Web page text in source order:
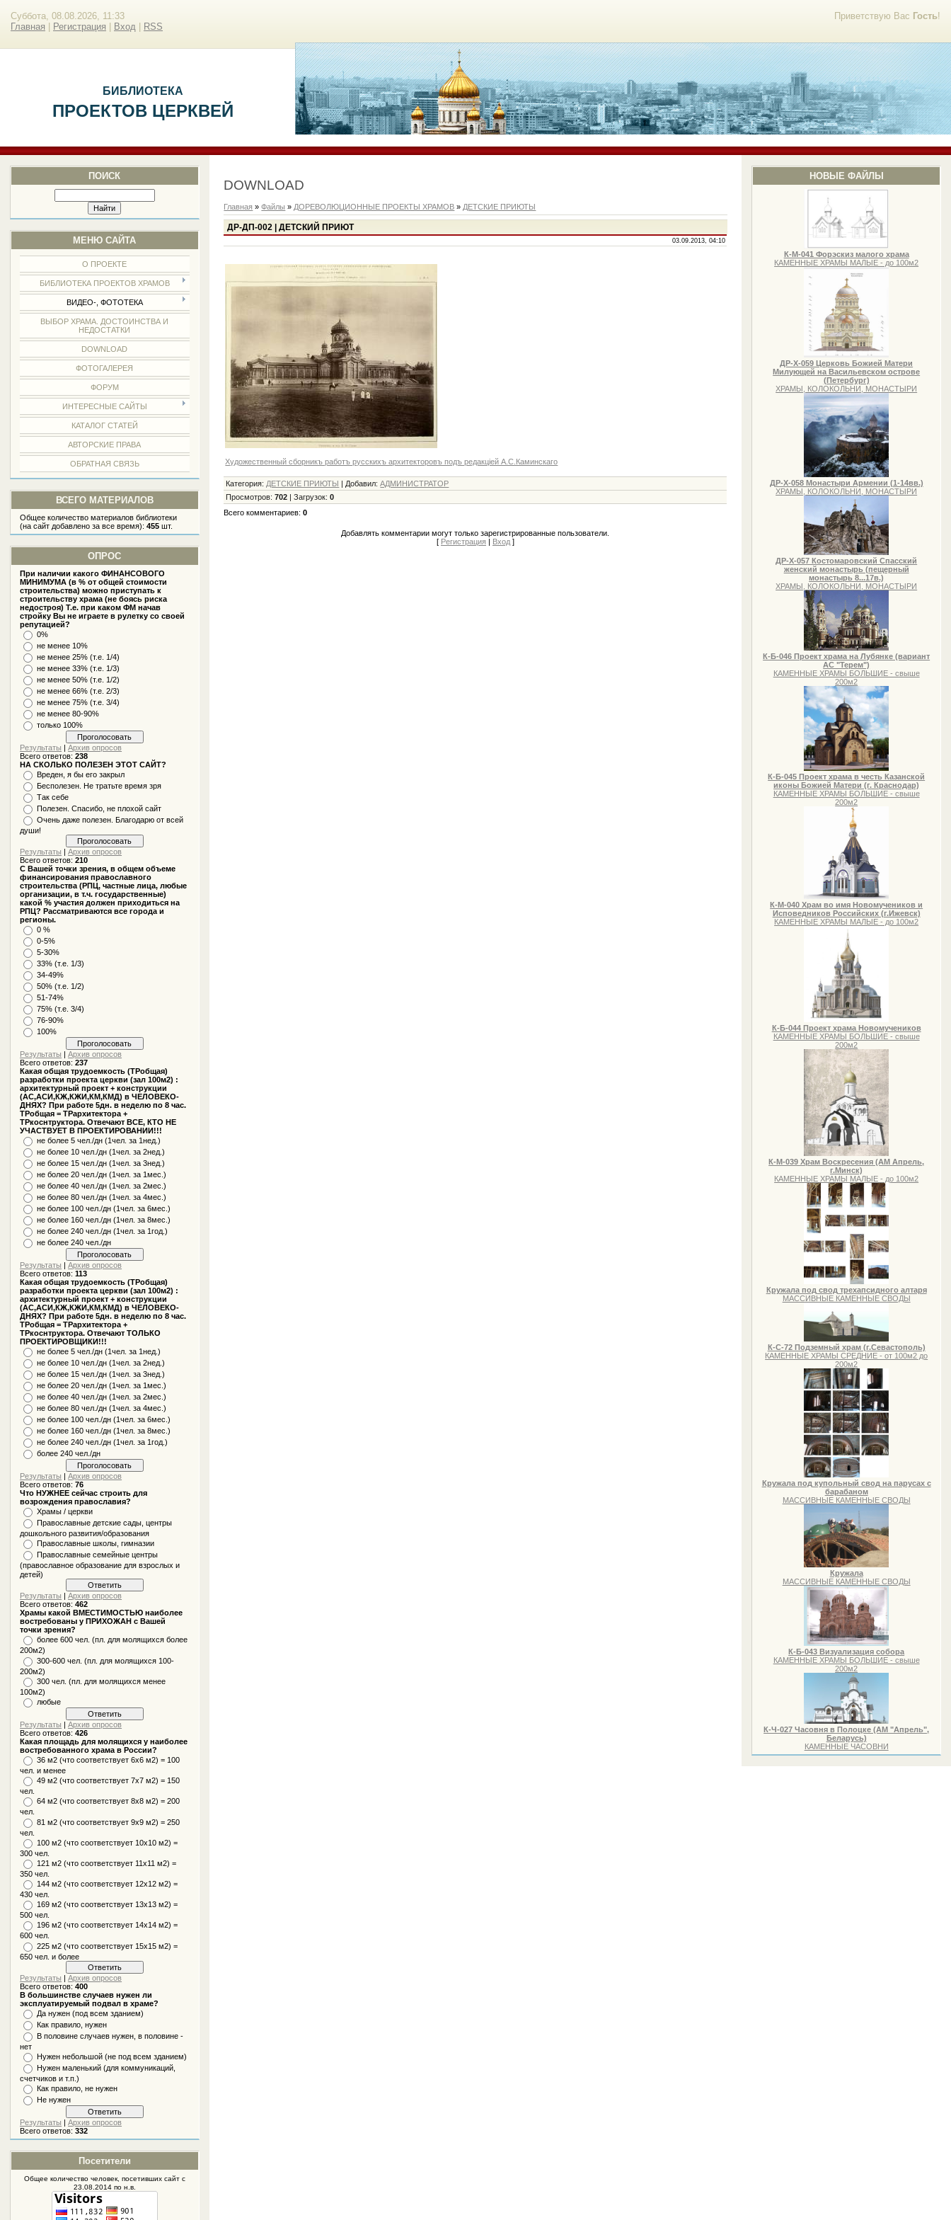
Приветствую Вас Гость!
Суббота, 08.08.2026, 11:33
Главная
Регистрация Вход RSS
БИБЛИОТЕКА
ПРОЕКТОВ ЦЕРКВЕЙ
ПОИСК
МЕНЮ САЙТА
О ПРОЕКТЕ
БИБЛИОТЕКА ПРОЕКТОВ ХРАМОВ
ВИДЕО-, ФОТОТЕКА
ВЫБОР ХРАМА. ДОСТОИНСТВА И
НЕДОСТАТКИ
DOWNLOAD
ФОТОГАЛЕРЕЯ
ФОРУМ
ИНТЕРЕСНЫЕ САЙТЫ
КАТАЛОГ СТАТЕЙ
АВТОРСКИЕ ПРАВА
ОБРАТНАЯ СВЯЗЬ
ВСЕГО МАТЕРИАЛОВ
Общее количество материалов библиотеки
(на сайт добавлено за все время):455 шт.
ОПРОС
При наличии какого ФИНАНСОВОГО
МИНИМУМА (в % от общей стоимости
строительства) можно приступать к
строительству храма (не боясь риска
недостроя) Т.е. при каком ФМ начав
стройку Вы не играете в рулетку со своей
репутацией?
0%
не менее 10%
не менее 25% (т.е. 1/4)
не менее 33% (т.е. 1/3)
не менее 50% (т.е. 1/2)
не менее 66% (т.е. 2/3)
не менее 75% (т.е. 3/4)
не менее 80-90%
только 100%
Результаты |Архив опросов
Всего ответов:238
НА СКОЛЬКО ПОЛЕЗЕН ЭТОТ САЙТ?
Вреден, я бы его закрыл
Бесполезен. Не тратьте время зря
Так себе
Полезен. Спасибо, не плохой сайт
Очень даже полезен. Благодарю от всей
души!
Результаты |Архив опросов
Всего ответов:210
С Вашей точки зрения, в общем объеме
финансирования православного
строительства (РПЦ, частные лица, любые
организации, в т.ч. государственные)
какой % участия должен приходиться на
РПЦ? Рассматриваются все города и
регионы.
0 %
0-5%
5-30%
33% (т.е. 1/3)
34-49%
50% (т.е. 1/2)
51-74%
75% (т.е. 3/4)
76-90%
100%
Результаты |Архив опросов
Всего ответов:237
Какая общая трудоемкость (ТРобщая)
разработки проекта церкви (зал 100м2) :
архитектурный проект + конструкции
(АС,АСИ,КЖ,КЖИ,КМ,КМД) в ЧЕЛОВЕКО-
ДНЯХ? При работе 5дн. в неделю по 8 час.
ТРобщая = ТРархитектора +
ТРкоснтруктора. Отвечают ВСЕ, КТО НЕ
УЧАСТВУЕТ В ПРОЕКТИРОВАНИИ!!!
не более 5 чел./дн (1чел. за 1нед.)
не более 10 чел./дн (1чел. за 2нед.)
не более 15 чел./дн (1чел. за 3нед.)
не более 20 чел./дн (1чел. за 1мес.)
не более 40 чел./дн (1чел. за 2мес.)
не более 80 чел./дн (1чел. за 4мес.)
не более 100 чел./дн (1чел. за 6мес.)
не более 160 чел./дн (1чел. за 8мес.)
не более 240 чел./дн (1чел. за 1год.)
не более 240 чел./дн
Результаты |Архив опросов
Всего ответов:113
Какая общая трудоемкость (ТРобщая)
разработки проекта церкви (зал 100м2) :
архитектурный проект + конструкции
(АС,АСИ,КЖ,КЖИ,КМ,КМД) в ЧЕЛОВЕКО-
ДНЯХ? При работе 5дн. в неделю по 8 час.
ТРобщая = ТРархитектора +
ТРкоснтруктора. Отвечают ТОЛЬКО
ПРОЕКТИРОВЩИКИ!!!
не более 5 чел./дн (1чел. за 1нед.)
не более 10 чел./дн (1чел. за 2нед.)
не более 15 чел./дн (1чел. за 3нед.)
не более 20 чел./дн (1чел. за 1мес.)
не более 40 чел./дн (1чел. за 2мес.)
не более 80 чел./дн (1чел. за 4мес.)
не более 100 чел./дн (1чел. за 6мес.)
не более 160 чел./дн (1чел. за 8мес.)
не более 240 чел./дн (1чел. за 1год.)
более 240 чел./дн
Результаты |Архив опросов
Всего ответов:76
Что НУЖНЕЕ сейчас строить для
возрождения православия?
Храмы / церкви
Православные детские сады, центры
дошкольного развития/образования
Православные школы, гимназии
Православные семейные центры
(православное образование для взрослых и
детей)
Результаты |Архив опросов
Всего ответов:462
Храмы какой ВМЕСТИМОСТЬЮ наиболее
востребованы у ПРИХОЖАН с Вашей
точки зрения?
более 600 чел. (пл. для молящихся более
200м2)
300-600 чел. (пл. для молящихся 100-
200м2)
300 чел. (пл. для молящихся менее
100м2)
любые
Результаты |Архив опросов
Всего ответов:426
Какая площадь для молящихся у наиболее
востребованного храма в России?
36 м2 (что соответствует 6x6 м2) = 100
чел. и менее
49 м2 (что соответствует 7x7 м2) = 150
чел.
64 м2 (что соответствует 8x8 м2) = 200
чел.
81 м2 (что соответствует 9х9 м2) = 250
чел.
100 м2 (что соответствует 10x10 м2) =
300 чел.
121 м2 (что соответствует 11х11 м2) =
350 чел.
144 м2 (что соответствует 12х12 м2) =
430 чел.
169 м2 (что соответствует 13х13 м2) =
500 чел.
196 м2 (что соответствует 14х14 м2) =
600 чел.
225 м2 (что соответствует 15х15 м2) =
650 чел. и более
Результаты |Архив опросов
Всего ответов:400
В большинстве случаев нужен ли
эксплуатируемый подвал в храме?
Да нужен (под всем зданием)
Как правило, нужен
В половине случаев нужен, в половине -
нет
Нужен небольшой (не под всем зданием)
Нужен маленький (для коммуникаций,
счетчиков и т.п.)
Как правило, не нужен
Не нужен
Результаты |Архив опросов
Всего ответов:332
Посетители
Общее количество человек, посетивших сайт с
23.08.2014 по н.в.
НОВЫЕ ФАЙЛЫ
К-М-041 Форэскиз малого храма
КАМЕННЫЕ ХРАМЫ МАЛЫЕ - до 100м2
ДР-Х-059 Церковь Божией Матери
Милующей на Васильевском острове
(Петербург)
ХРАМЫ, КОЛОКОЛЬНИ, МОНАСТЫРИ
ДР-Х-058 Монастыри Армении (1-14вв.)
ХРАМЫ, КОЛОКОЛЬНИ, МОНАСТЫРИ
ДР-Х-057 Костомаровский Спасский
женский монастырь (пещерный
монастырь 8...17в.)
ХРАМЫ, КОЛОКОЛЬНИ, МОНАСТЫРИ
К-Б-046 Проект храма на Лубянке (вариант
АС "Терем")
КАМЕННЫЕ ХРАМЫ БОЛЬШИЕ - свыше
200м2
К-Б-045 Проект храма в честь Казанской
иконы Божией Матери (г. Краснодар)
КАМЕННЫЕ ХРАМЫ БОЛЬШИЕ - свыше
200м2
К-М-040 Храм во имя Новомучеников и
Исповедников Российских (г.Ижевск)
КАМЕННЫЕ ХРАМЫ МАЛЫЕ - до 100м2
К-Б-044 Проект храма Новомучеников
КАМЕННЫЕ ХРАМЫ БОЛЬШИЕ - свыше
200м2
К-М-039 Храм Воскресения (АМ Апрель,
г.Минск)
КАМЕННЫЕ ХРАМЫ МАЛЫЕ - до 100м2
Кружала под свод трехапсидного алтаря
МАССИВНЫЕ КАМЕННЫЕ СВОДЫ
К-С-72 Подземный храм (г.Севастополь)
КАМЕННЫЕ ХРАМЫ СРЕДНИЕ - от 100м2 до
200м2
Кружала под купольный свод на парусах с
барабаном
МАССИВНЫЕ КАМЕННЫЕ СВОДЫ
Кружала
МАССИВНЫЕ КАМЕННЫЕ СВОДЫ
К-Б-043 Визуализация собора
КАМЕННЫЕ ХРАМЫ БОЛЬШИЕ - свыше
200м2
К-Ч-027 Часовня в Полоцке (АМ "Апрель",
Беларусь)
КАМЕННЫЕ ЧАСОВНИ
DOWNLOAD
Главная »Файлы » ДОРЕВОЛЮЦИОННЫЕ ПРОЕКТЫ ХРАМОВ » ДЕТСКИЕ ПРИЮТЫ
ДР-ДП-002 | ДЕТСКИЙ ПРИЮТ
03.09.2013, 04:10
Художественный сборникъ работъ русскихъ архитекторовъ подъ редакцiей А.С.Каминскаго
Категория: ДЕТСКИЕ ПРИЮТЫ Добавил:АДМИНИСТРАТОР
Просмотров:702 |Загрузок:0
Всего комментариев:0
Добавлять комментарии могут только зарегистрированные пользователи.
[ Регистрация Вход]